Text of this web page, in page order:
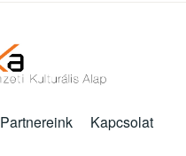
Partnereink Kapcsolat